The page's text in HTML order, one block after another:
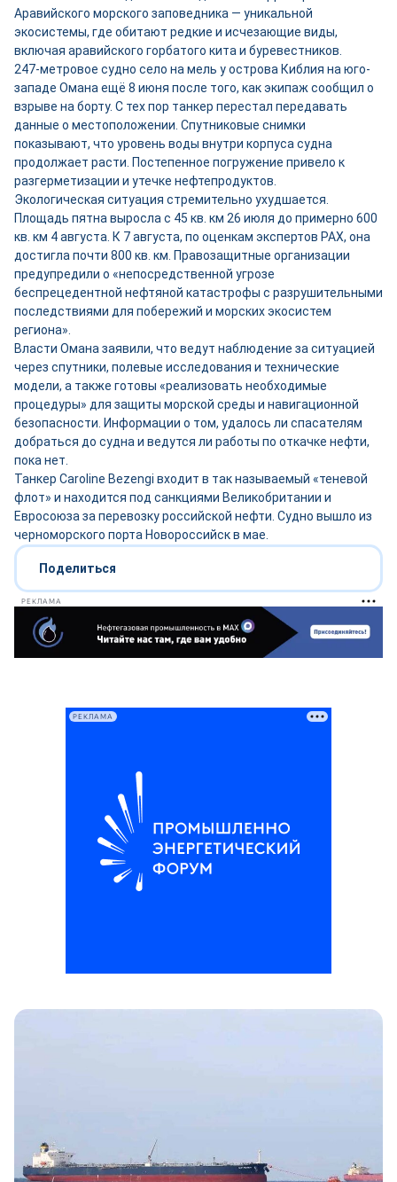
Аравийского морского заповедника — уникальной
экосистемы, где обитают редкие и исчезающие виды,
включая аравийского горбатого кита и буревестников.
247-метровое судно село на мель у острова Киблия на юго-
западе Омана ещё 8 июня после того, как экипаж сообщил о
взрыве на борту. С тех пор танкер перестал передавать
данные о местоположении. Спутниковые снимки
показывают, что уровень воды внутри корпуса судна
продолжает расти. Постепенное погружение привело к
разгерметизации и утечке нефтепродуктов.
Экологическая ситуация стремительно ухудшается.
Площадь пятна выросла с 45 кв. км 26 июля до примерно 600
кв. км 4 августа. К 7 августа, по оценкам экспертов PAX, она
достигла почти 800 кв. км. Правозащитные организации
предупредили о «непосредственной угрозе
беспрецедентной нефтяной катастрофы с разрушительными
последствиями для побережий и морских экосистем
региона».
Власти Омана заявили, что ведут наблюдение за ситуацией
через спутники, полевые исследования и технические
модели, а также готовы «реализовать необходимые
процедуры» для защиты морской среды и навигационной
безопасности. Информации о том, удалось ли спасателям
добраться до судна и ведутся ли работы по откачке нефти,
пока нет.
Танкер Caroline Bezengi входит в так называемый «теневой
флот» и находится под санкциями Великобритании и
Евросоюза за перевозку российской нефти. Судно вышло из
черноморского порта Новороссийск в мае.
Поделиться
РЕКЛАМА
РЕКЛАМА